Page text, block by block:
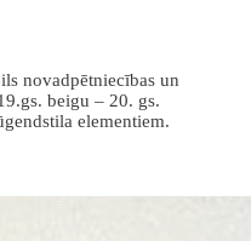
novadpētniecības un
beigu – 20. gs.
elementiem.